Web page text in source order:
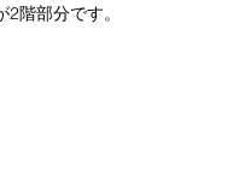
階部分です。